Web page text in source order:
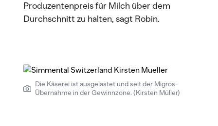
Produzentenpreis für Milch über dem
Durchschnitt zu halten, sagt Robin.
Die Käserei ist ausgelastet und seit der Migros-
Übernahme in der Gewinnzone. (Kirsten Müller)